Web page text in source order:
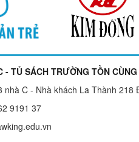
- TỦ SÁCH TRƯỜNG TỒN
nhà C - Nhà khách La Thành
9191 37